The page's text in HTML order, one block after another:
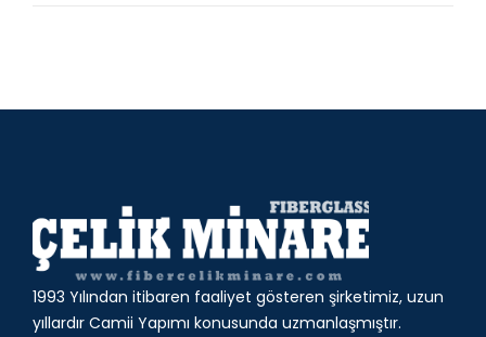
1993 Yılından itibaren faaliyet gösteren şirketimiz, uzun
yıllardır Camii Yapımı konusunda uzmanlaşmıştır.